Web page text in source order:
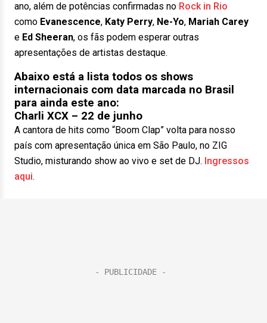
ano, além de potências confirmadas no Rock in Rio
como Evanescence, Katy Perry, Ne-Yo, Mariah Carey
e Ed Sheeran, os fãs podem esperar outras
apresentações de artistas destaque.
Abaixo está a lista todos os shows
internacionais com data marcada no Brasil
para ainda este ano:
Charli XCX – 22 de junho
A cantora de hits como “Boom Clap” volta para nosso
país com apresentação única em São Paulo, no ZIG
Studio, misturando show ao vivo e set de DJ. Ingressos
aqui.